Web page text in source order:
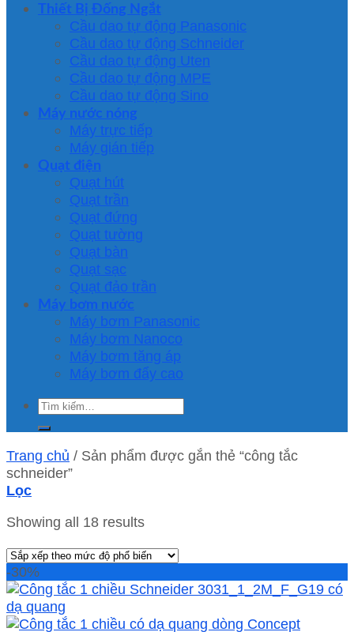
Thiết Bị Đống Ngắt
Cầu dao tự động Panasonic
Cầu dao tự động Schneider
Cầu dao tự động Uten
Cầu dao tự động MPE
Cầu dao tự động Sino
Máy nước nóng
Máy trực tiếp
Máy gián tiếp
Quạt điện
Quạt hút
Quạt trần
Quạt đứng
Quạt tường
Quạt bàn
Quạt sạc
Quạt đảo trần
Máy bơm nước
Máy bơm Panasonic
Máy bơm Nanoco
Máy bơm tăng áp
Máy bơm đẩy cao
Tìm
kiếm:
Trang chủ / Sản phẩm được gắn thẻ “công tắc
schneider”
Lọc
Showing all 18 results
-30%